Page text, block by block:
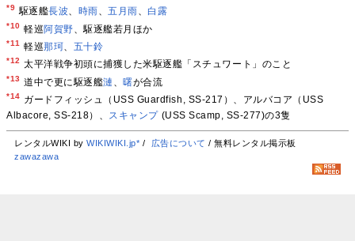
*9 駆逐艦長波、 時雨、五月雨、 白露
*10 軽巡阿賀野 、駆逐艦若月ほか
*11 軽巡那珂 五十鈴
*12 太平洋戦争初頭に捕獲した米駆逐艦「スチュワート」のこと
*13 道中で更に駆逐艦漣 、曙が合流
*14 ガードフィッシュ（USS Guardfish, SS-217）、アルバコア（USS
Albacore, SS-218）、
スキャンプ(USS Scamp, SS-277)の3隻
レンタルWIKI byWIKIWIKI.jp* / 広告について / 無料レンタル掲示板
zawazawa